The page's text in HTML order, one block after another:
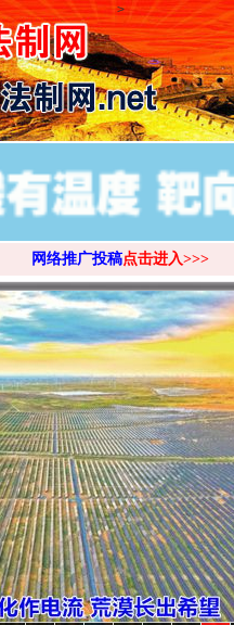
>
网络推广投稿点击进入>>>